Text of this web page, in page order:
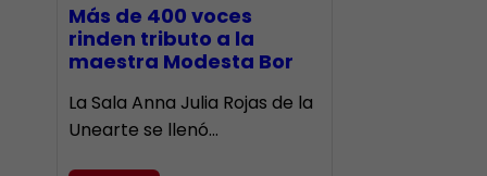
Más de 400 voces
rinden tributo a la
maestra Modesta Bor
​La Sala Anna Julia Rojas de la
Unearte se llenó…